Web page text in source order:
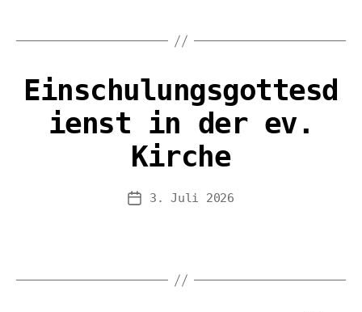
Einschulungsgottesd
ienst in der ev.
Kirche
Veröffentlichungsdatum
3. Juli 2026